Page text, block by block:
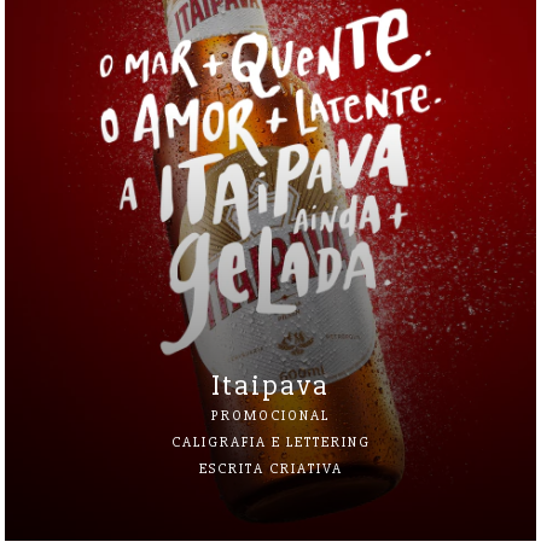
Itaipava
PROMOCIONAL
CALIGRAFIA E LETTERING
ESCRITA CRIATIVA